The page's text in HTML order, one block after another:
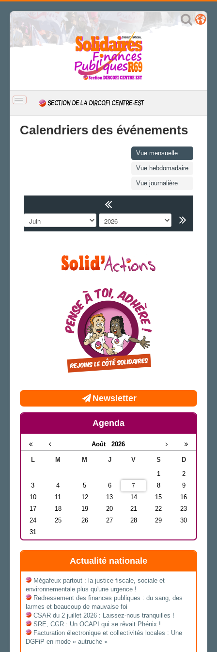
BASCULER
NAVIGATION
SECTION DE LA DIRCOFI CENTRE-EST
LE RAB D'INFOS
LA SECTION
Calendriers des événements
Vue mensuelle
Vue hebdomadaire
Vue journalière
Newsletter
Agenda
Août 2026
L M M J V S
D
1
2
3
4 5 6 7 8
9
10
11 12 13 14 15
16
17
18 19 20 21 22
23
24
25 26 27 28 29
30
31
Actualité nationale
Mégafeux partout : la justice fiscale, sociale et
environnementale plus qu'une urgence !
Redressement des finances publiques : du sang, des
larmes et beaucoup de mauvaise foi
CSAR du 2 juillet 2026 : Laissez-nous tranquilles !
SRE, CGR : Un OCAPI qui se rêvait Phénix !
Facturation électronique et collectivités locales : Une
DGFiP en mode « autruche »